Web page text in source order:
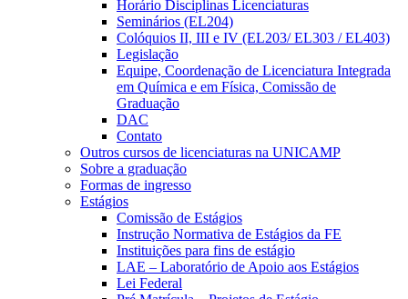
Horário Disciplinas Licenciaturas
Seminários (EL204)
Colóquios II, III e IV (EL203/ EL303 / EL403)
Legislação
Equipe, Coordenação de Licenciatura Integrada
em Química e em Física, Comissão de
Graduação
DAC
Contato
Outros cursos de licenciaturas na UNICAMP
Sobre a graduação
Formas de ingresso
Estágios
Comissão de Estágios
Instrução Normativa de Estágios da FE
Instituições para fins de estágio
LAE – Laboratório de Apoio aos Estágios
Lei Federal